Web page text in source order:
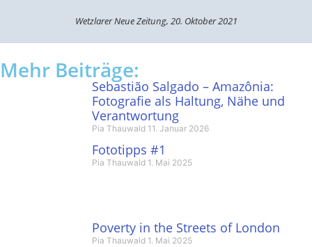
Wetzlarer Neue Zeitung, 20. Oktober 2021
Mehr Beiträge:
Sebastião Salgado – Amazônia:
Fotografie als Haltung, Nähe und
Verantwortung
Pia Thauwald 11. Januar 2026
Fototipps #1
Pia Thauwald 1. Mai 2025
Poverty in the Streets of London
Pia Thauwald 1. Mai 2025